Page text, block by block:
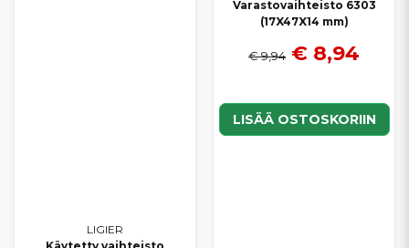
LIGIER
Varastovaihteisto 6303
(17X47X14 mm)
€ 9,94 € 8,94
LISÄÄ OSTOSKORIIN